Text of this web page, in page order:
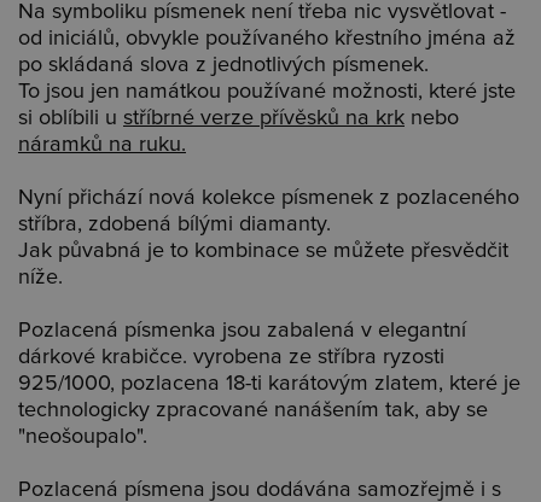
Na symboliku písmenek není třeba nic vysvětlovat -
od iniciálů, obvykle používaného křestního jména až
po skládaná slova z jednotlivých písmenek.
To jsou jen namátkou používané možnosti, které jste
si oblíbili u stříbrné verze přívěsků na krk nebo
náramků na ruku.
Nyní přichází nová kolekce písmenek z pozlaceného
stříbra, zdobená bílými diamanty.
Jak půvabná je to kombinace se můžete přesvědčit
níže.
Pozlacená písmenka jsou zabalená v elegantní
dárkové krabičce. vyrobena ze stříbra ryzosti
925/1000, pozlacena 18-ti karátovým zlatem, které je
technologicky zpracované nanášením tak, aby se
"neošoupalo".
Pozlacená písmena jsou dodávána samozřejmě i s